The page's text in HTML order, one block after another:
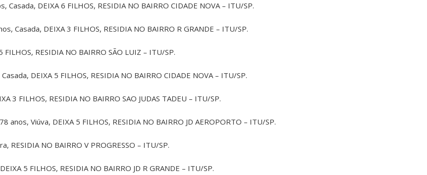
Casada, DEIXA 6 FILHOS, RESIDIA NO BAIRRO CIDADE NOVA – ITU/SP.
Casada, DEIXA 3 FILHOS, RESIDIA NO BAIRRO R GRANDE – ITU/SP.
RESIDIA NO BAIRRO SÃO LUIZ – ITU/SP.
DEIXA 5 FILHOS, RESIDIA NO BAIRRO CIDADE NOVA – ITU/SP.
3 FILHOS, RESIDIA NO BAIRRO SAO JUDAS TADEU – ITU/SP.
anos, Viúva, DEIXA 5 FILHOS, RESIDIA NO BAIRRO JD AEROPORTO – ITU/SP.
RESIDIA NO BAIRRO V PROGRESSO – ITU/SP.
5 FILHOS, RESIDIA NO BAIRRO JD R GRANDE – ITU/SP.